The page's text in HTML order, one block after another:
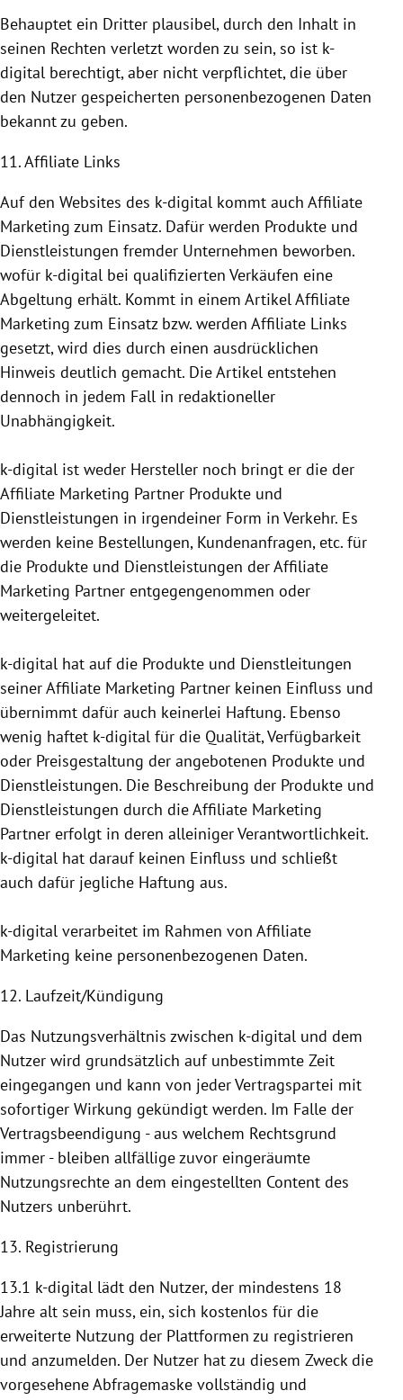
Behauptet ein Dritter plausibel, durch den Inhalt in
seinen Rechten verletzt worden zu sein, so ist k-
digital berechtigt, aber nicht verpflichtet, die über
den Nutzer gespeicherten personenbezogenen Daten
bekannt zu geben.
11. Affiliate Links
Auf den Websites des k-digital kommt auch Affiliate
Marketing zum Einsatz. Dafür werden Produkte und
Dienstleistungen fremder Unternehmen beworben.
wofür k-digital bei qualifizierten Verkäufen eine
Abgeltung erhält. Kommt in einem Artikel Affiliate
Marketing zum Einsatz bzw. werden Affiliate Links
gesetzt, wird dies durch einen ausdrücklichen
Hinweis deutlich gemacht. Die Artikel entstehen
dennoch in jedem Fall in redaktioneller
Unabhängigkeit.
k-digital ist weder Hersteller noch bringt er die der
Affiliate Marketing Partner Produkte und
Dienstleistungen in irgendeiner Form in Verkehr. Es
werden keine Bestellungen, Kundenanfragen, etc. für
die Produkte und Dienstleistungen der Affiliate
Marketing Partner entgegen­genommen oder
weitergeleitet.
k-digital hat auf die Produkte und Dienstleitungen
seiner Affiliate Marketing Partner keinen Einfluss und
übernimmt dafür auch keinerlei Haftung. Ebenso
wenig haftet k-digital für die Qualität, Verfügbarkeit
oder Preisgestaltung der angebotenen Produkte und
Dienstleistungen. Die Beschreibung der Produkte und
Dienstleistungen durch die Affiliate Marketing
Partner erfolgt in deren alleiniger Verantwortlichkeit.
k-digital hat darauf keinen Einfluss und schließt
auch dafür jegliche Haftung aus.
k-digital verarbeitet im Rahmen von Affiliate
Marketing keine personen­bezogenen Daten.
12. Laufzeit/Kündigung
Das Nutzungsverhältnis zwischen k-digital und dem
Nutzer wird grundsätzlich auf unbestimmte Zeit
eingegangen und kann von jeder Vertragspartei mit
sofortiger Wirkung gekündigt werden. Im Falle der
Vertragsbeendigung - aus welchem Rechtsgrund
immer - bleiben allfällige zuvor eingeräumte
Nutzungsrechte an dem eingestellten Content des
Nutzers unberührt.
13. Registrierung
13.1 k-digital lädt den Nutzer, der mindestens 18
Jahre alt sein muss, ein, sich kostenlos für die
erweiterte Nutzung der Plattformen zu registrieren
und anzumelden. Der Nutzer hat zu diesem Zweck die
vorgesehene Abfragemaske vollständig und